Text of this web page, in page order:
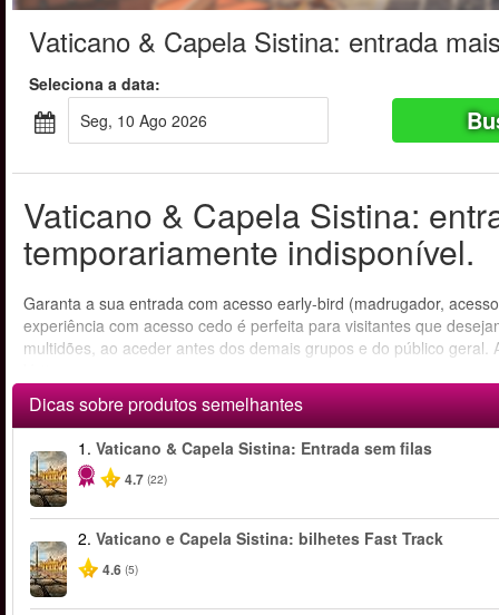
Vaticano & Capela Sistina: entrada
Seleciona a data:
Seg, 10 Ago 2026
Vaticano & Capela Sistina:
temporariamente indisponível.
Garanta a sua entrada com acesso early-bird (madrugador,
experiência com acesso cedo é perfeita para visitantes que
multidões, ao aceder antes dos demais grupos e do público
Dicas sobre produtos semelhantes
1. Vaticano & Capela Sistina: Entrada sem filas
4.7 (22)
2. Vaticano e Capela Sistina: bilhetes Fast Track
4.6 (5)